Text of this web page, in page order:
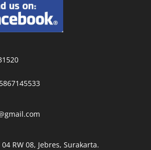
RW 08, Jebres, Surakarta.